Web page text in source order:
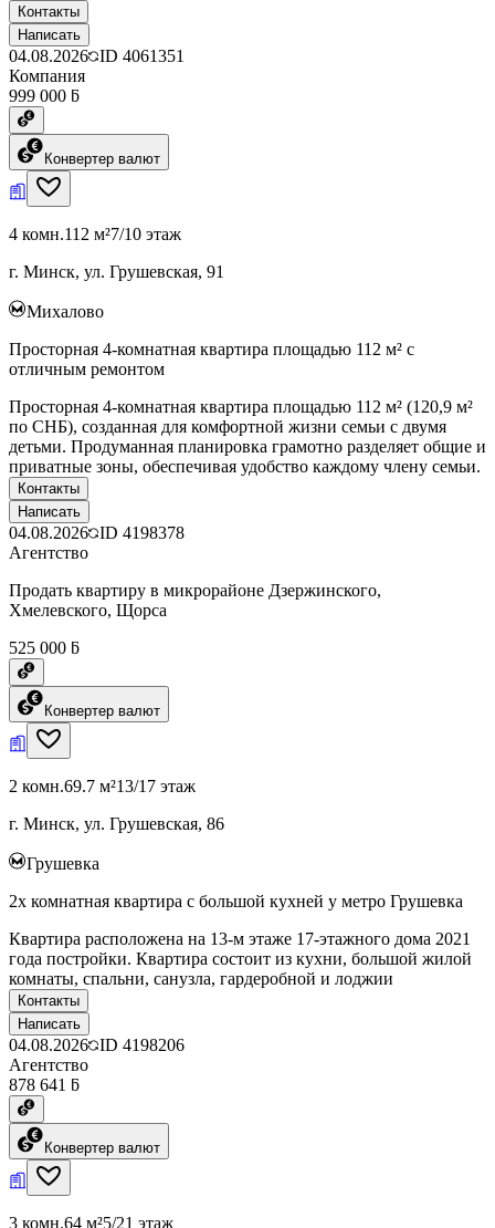
Контакты
Написать
04.08.2026 ID 4061351
Компания
999 000 ƃ
Конвертер валют
4 комн.112 м²7/10 этаж
г. Минск, ул. Грушевская, 91
Михалово
Просторная 4-комнатная квартира площадью 112 м² с
отличным ремонтом
Просторная 4-комнатная квартира площадью 112 м² (120,9 м²
по СНБ), созданная для комфортной жизни семьи с двумя
детьми. Продуманная планировка грамотно разделяет общие и
приватные зоны, обеспечивая удобство каждому члену семьи.
Контакты
Написать
04.08.2026 ID 4198378
Агентство
Продать квартиру в микрорайоне Дзержинского,
Хмелевского, Щорса
525 000 ƃ
Конвертер валют
2 комн.69.7 м²13/17 этаж
г. Минск, ул. Грушевская, 86
Грушевка
2х комнатная квартира с большой кухней у метро Грушевка
Квартира расположена на 13-м этаже 17-этажного дома 2021
года постройки. Квартира состоит из кухни, большой жилой
комнаты, спальни, санузла, гардеробной и лоджии
Контакты
Написать
04.08.2026 ID 4198206
Агентство
878 641 ƃ
Конвертер валют
3 комн.64 м²5/21 этаж